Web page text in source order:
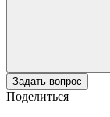
Задать вопрос
Поделиться